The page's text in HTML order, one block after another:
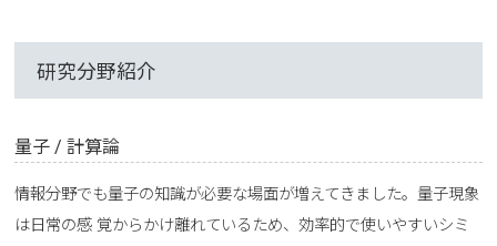
研究分野紹介
量子 / 計算論
情報分野でも量子の知識が必要な場面が増えてきました。量子現象
は日常の感 覚からかけ離れているため、効率的で使いやすいシミ